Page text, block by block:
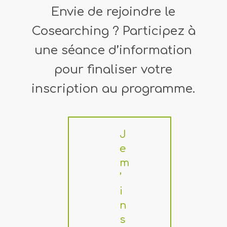
Envie de rejoindre le
Cosearching ? Participez à
une séance d’information
pour finaliser votre
inscription au programme.
J
e
m
’
i
n
s